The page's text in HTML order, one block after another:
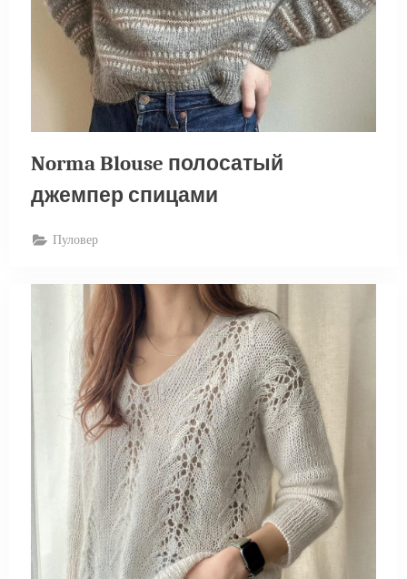
Norma Blouse полосатый
джемпер спицами
Пуловер